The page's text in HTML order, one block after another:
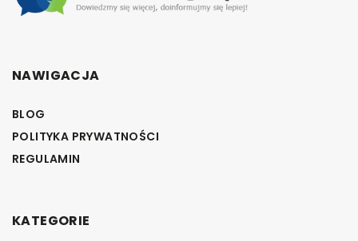
NAWIGACJA
BLOG
POLITYKA PRYWATNOŚCI
REGULAMIN
KATEGORIE